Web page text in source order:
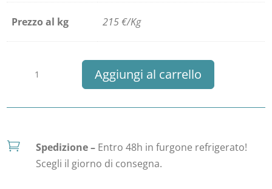
Prezzo al kg 215 €/Kg
Aggiungi al carrello
 Spedizione – Entro 48h in furgone refrigerato!
Scegli il giorno di consegna.